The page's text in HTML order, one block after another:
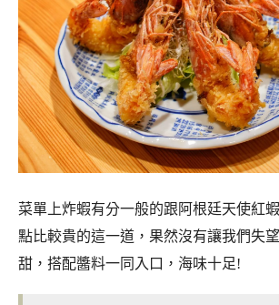
菜單上炸蝦有分一般的跟阿根廷天使紅
點比較貴的這一道，果然沒有讓我們失
甜，搭配醬料一同入口，海味十足!